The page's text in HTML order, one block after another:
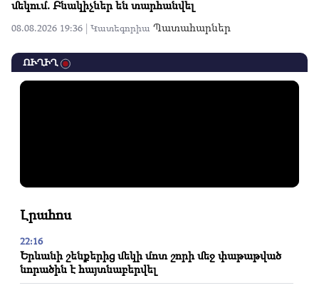
մեկում. Բնակիչներ են տարհանվել
08.08.2026 19:36 | Կատեգորիա Պատահարներ
ՈՒՂԻՂ
Լրահոս
22:16
Երևանի շենքերից մեկի մոտ շորի մեջ փաթաթված
նորածին է հայտնաբերվել